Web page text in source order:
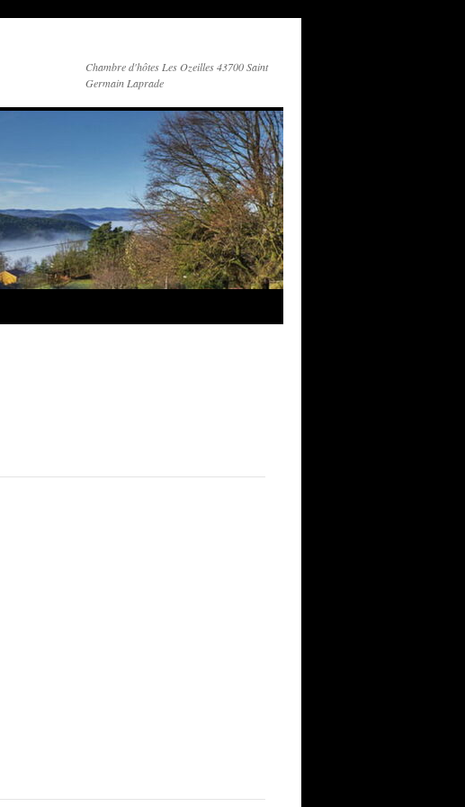
Chambre d'hôtes Les Ozeilles 43700 Saint
Germain Laprade